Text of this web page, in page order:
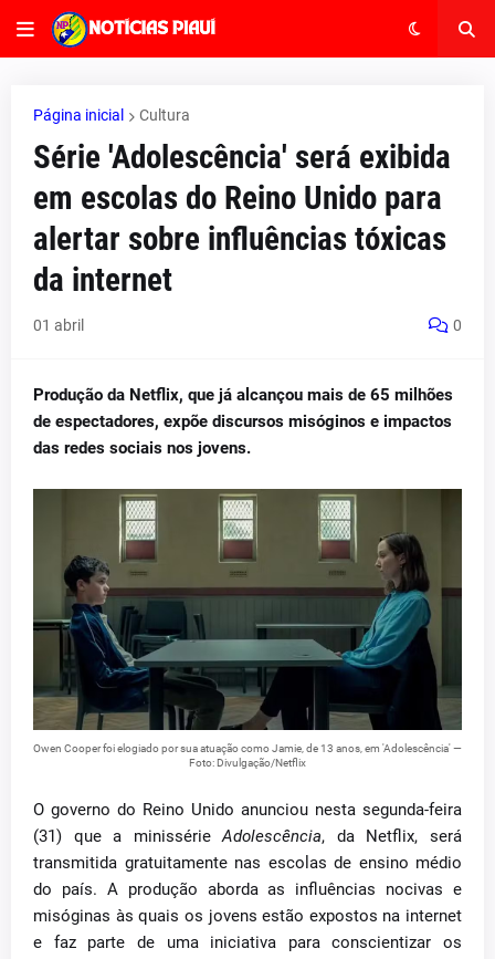
Página inicial Cultura
Série 'Adolescência' será exibida
em escolas do Reino Unido para
alertar sobre influências tóxicas
da internet
01 abril 0
Produção da Netflix, que já alcançou mais de 65 milhões
de espectadores, expõe discursos misóginos e impactos
das redes sociais nos jovens.
Owen Cooper foi elogiado por sua atuação como Jamie, de 13 anos, em 'Adolescência' —
Foto: Divulgação/Netflix
O governo do Reino Unido anunciou nesta segunda-feira
(31) que a minissérieAdolescência, da Netflix, será
transmitida gratuitamente nas escolas de ensino médio
do país. A produção aborda as influências nocivas e
misóginas às quais os jovens estão expostos na internet
e faz parte de uma iniciativa para conscientizar os